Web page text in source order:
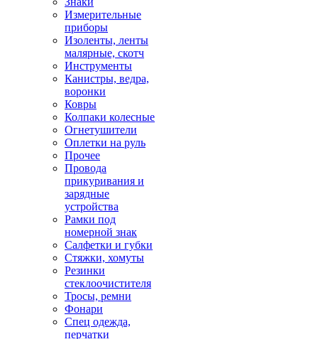
Измерительные
приборы
Изоленты, ленты
малярные, скотч
Инструменты
Канистры, ведра,
воронки
Ковры
Колпаки колесные
Огнетушители
Оплетки на руль
Прочее
Провода
прикуривания и
зарядные
устройства
Рамки под
номерной знак
Салфетки и губки
Стяжки, хомуты
Резинки
стеклоочистителя
Тросы, ремни
Фонари
Спец одежда,
перчатки